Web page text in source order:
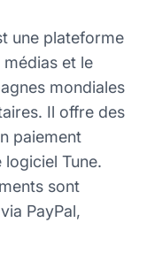
une plateforme
et le
mondiales
Il offre des
paiement
Tune.
sont
PayPal,